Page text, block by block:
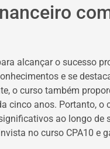
alcançar o sucesso
e se
o curso também
cinco anos. Portanto, o
ao longo de
no curso CPA10 e